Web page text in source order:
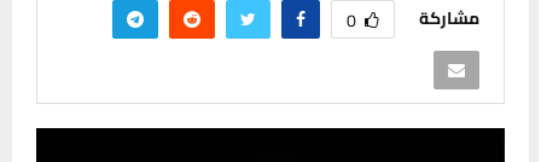
مشاركة 0